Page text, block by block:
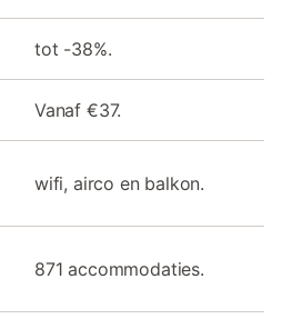
tot -38%.
Vanaf €37.
wifi, airco en balkon.
871 accommodaties.